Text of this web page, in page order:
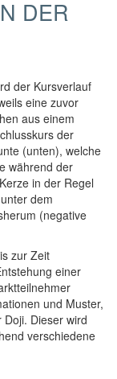
DER
der Kursverlauf
eine zuvor
aus einem
der
(unten), welche
während der
in der Regel
dem
(negative
zur Zeit
einer
und Muster,
Doji. Dieser wird
verschiedene